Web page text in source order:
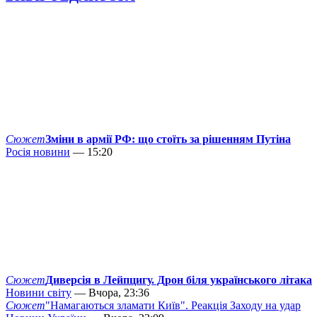
СюжетЗміни в армії РФ: що стоїть за рішенням Путіна
Росія новини — 15:20
СюжетДиверсія в Лейпцигу. Дрон біля українського літака
Новини світу — Вчора, 23:36
Сюжет"Намагаються зламати Київ". Реакція Заходу на удар